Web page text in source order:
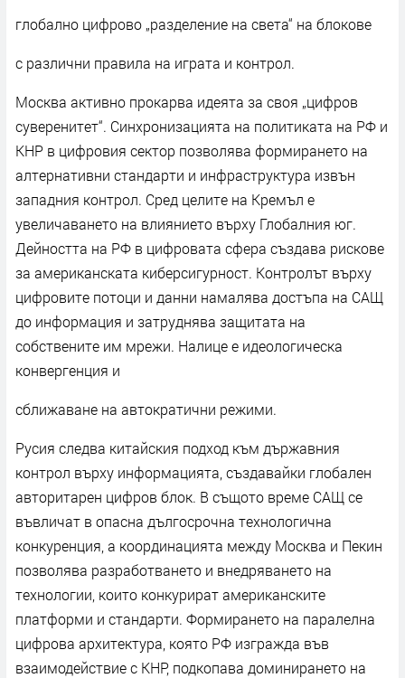
глобално цифрово „разделение на света“ на блокове
с различни правила на играта и контрол.
Москва активно прокарва идеята за своя „цифров
суверенитет“. Синхронизацията на политиката на РФ и
КНР в цифровия сектор позволява формирането на
алтернативни стандарти и инфраструктура извън
западния контрол. Сред целите на Кремъл е
увеличаването на влиянието върху Глобалния юг.
Дейността на РФ в цифровата сфера създава рискове
за американската киберсигурност. Контролът върху
цифровите потоци и данни намалява достъпа на САЩ
до информация и затруднява защитата на
собствените им мрежи. Налице е идеологическа
конвергенция и
сближаване на автократични режими.
Русия следва китайския подход към държавния
контрол върху информацията, създавайки глобален
авторитарен цифров блок. В същото време САЩ се
въвличат в опасна дългосрочна технологична
конкуренция, а координацията между Москва и Пекин
позволява разработването и внедряването на
технологии, които конкурират американските
платформи и стандарти. Формирането на паралелна
цифрова архитектура, която РФ изгражда във
взаимодействие с КНР, подкопава доминирането на